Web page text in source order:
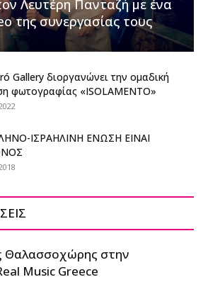
Λευτέρη Πανταζή με ένα
της συνεργασίας τους
Gallery διοργανώνει την ομαδική
φωτογραφίας «ISOLAMENTO»
ΙΣΡΑΗΛΙΝΗ ΕΝΩΣΗ ΕΙΝΑΙ
Θαλασσοχώρης στην
Music Greece